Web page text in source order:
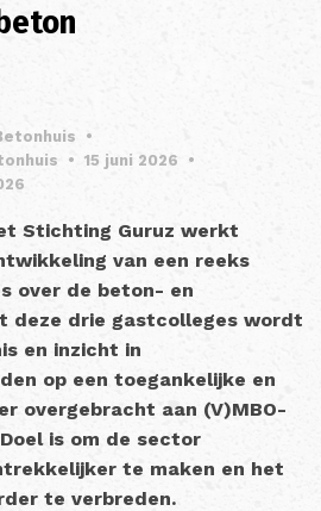
•
• 15 juni 2026
•
Stichting Guruz werkt
van een reeks
over de beton- en
deze drie gastcolleges wordt
en inzicht in
op een toegankelijke en
overgebracht aan (V)MBO-
is om de sector
te maken en het
te verbreden.